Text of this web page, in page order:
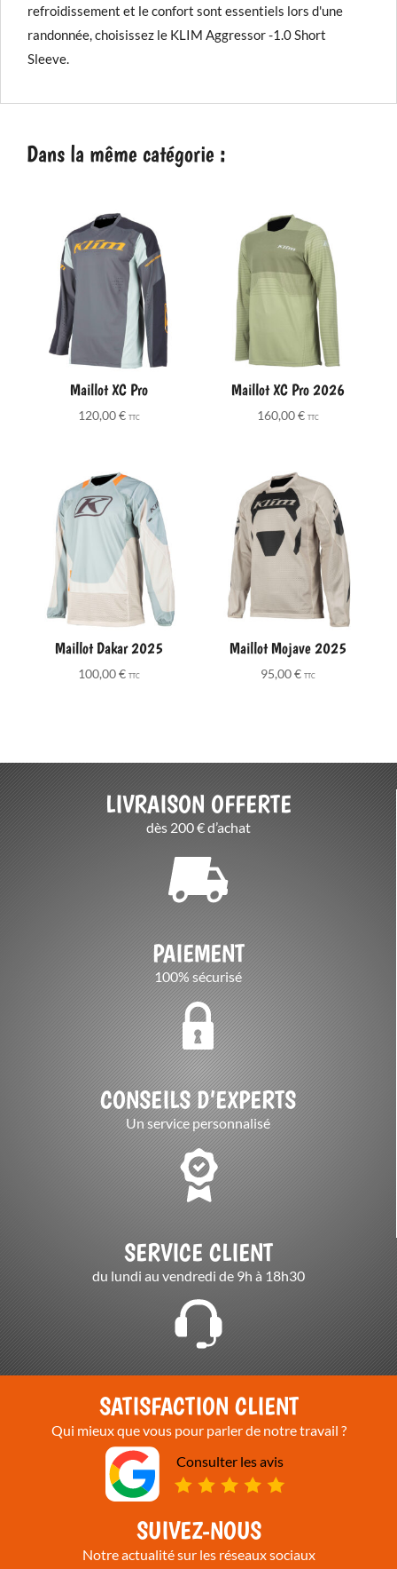
refroidissement et le confort sont essentiels lors d'une
randonnée, choisissez le KLIM Aggressor -1.0 Short
Sleeve.
Dans la même catégorie :
Maillot XC Pro
120,00€ TTC
Maillot XC Pro 2026
160,00€ TTC
Maillot Dakar 2025
100,00€ TTC
Maillot Mojave 2025
95,00€ TTC
LIVRAISON OFFERTE
dès 200 € d’achat
PAIEMENT
100% sécurisé
CONSEILS D’EXPERTS
Un service personnalisé
SERVICE CLIENT
du lundi au vendredi de 9h à 18h30
SATISFACTION CLIENT
Qui mieux que vous pour parler de notre travail ?
Consulter les avis
SUIVEZ-NOUS
Notre actualité sur les réseaux sociaux